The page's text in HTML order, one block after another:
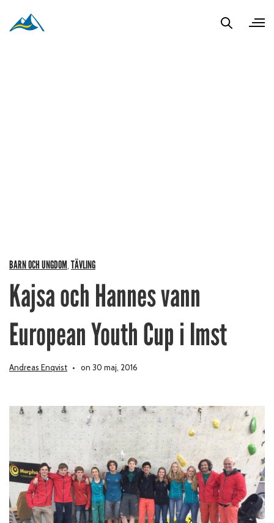
BARN OCH UNGDOM, TÄVLING
Kajsa och Hannes vann
European Youth Cup i Imst
Andreas Enqvist on 30 maj, 2016